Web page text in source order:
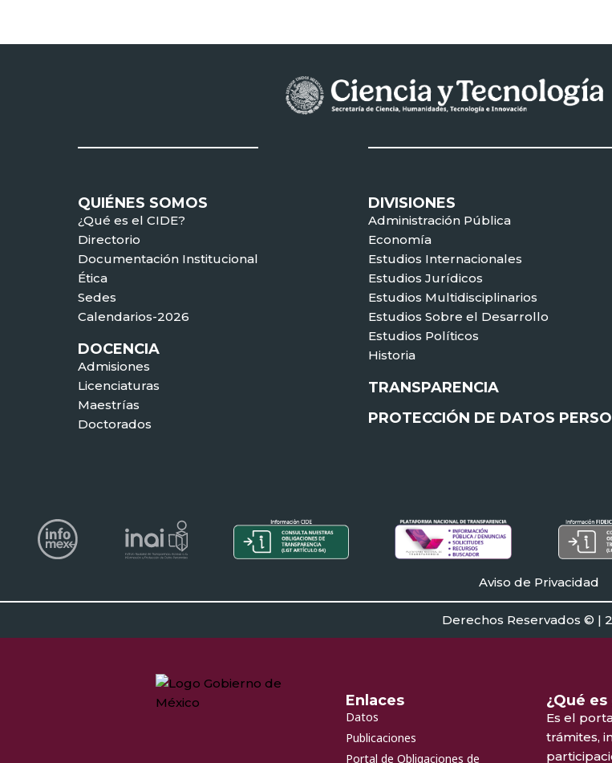
QUIÉNES SOMOS
¿Qué es el CIDE?
Directorio
Documentación Institucional
Ética
Sedes
Calendarios-2026
DOCENCIA
Admisiones
Licenciaturas
Maestrías
Doctorados
DIVISIONES
Administración Pública
Economía
Estudios Internacionales
Estudios Jurídicos
Estudios Multidisciplinarios
Estudios Sobre el Desarrollo
Estudios Políticos
Historia
TRANSPARENCIA
PROTECCIÓN DE DATOS
Aviso de Privacidad
Derechos Reservados © |
Enlaces
Datos
Publicaciones
Portal de Obligaciones de
¿Qué
Es el
trámites,